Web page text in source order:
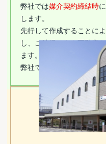
弊社では媒介契約締結時
します。
先行して作成することに
し、ご納得のうえ不動産
ます。
弊社では、契約時の
トラ